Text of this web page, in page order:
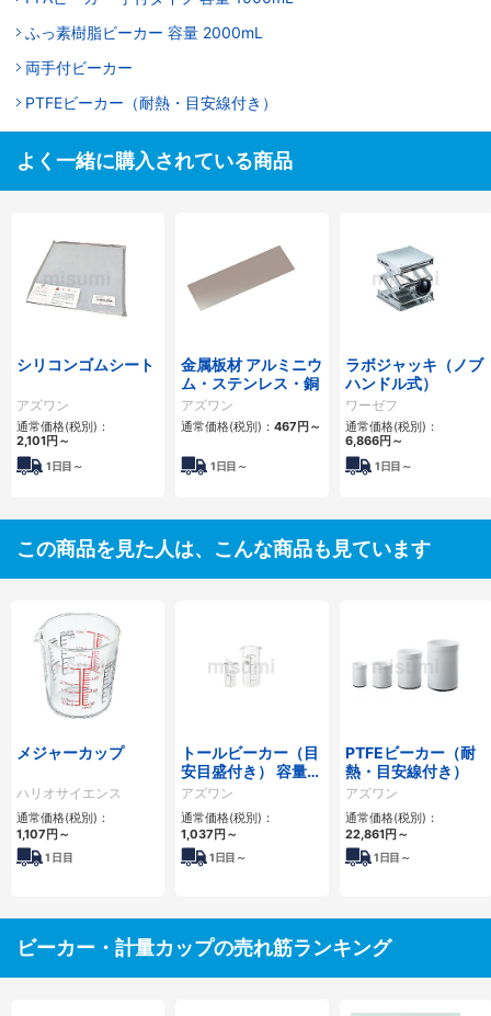
ふっ素樹脂ビーカー 容量 2000mL
両手付ビーカー
PTFEビーカー（耐熱・目安線付き）
よく一緒に購入されている商品
シリコンゴムシート
アズワン
通常価格(税別)：
2,101円 ～
1日目～
金属板材 アルミニウ
ム・ステンレス・銅
アズワン
通常価格(税別)： 467円 ～
1日目～
ラボジャッキ（ノブ
ハンドル式）
ワーゼフ
通常価格(税別)：
6,866円 ～
1日目～
この商品を見た人は、こんな商品も見ています
メジャーカップ
ハリオサイエンス
通常価格(税別)：
1,107円 ～
1 日目
トールビーカー（目
安目盛付き） 容量
（ml） 50～3000
アズワン
通常価格(税別)：
1,037円 ～
1日目～
PTFEビーカー（耐
熱・目安線付き）
アズワン
通常価格(税別)：
22,861円 ～
1日目～
ビーカー・計量カップの売れ筋ランキング